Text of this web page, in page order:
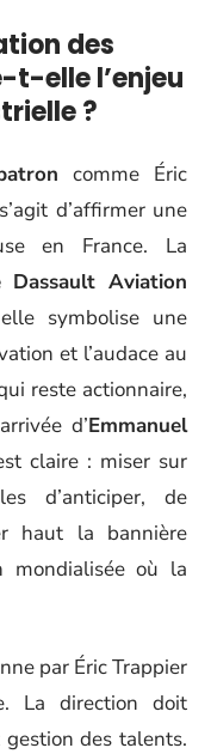
des
elle l’enjeu
?
comme Éric
d’affirmer une
en France. La
Dassault Aviation
symbolise une
et l’audace au
reste actionnaire,
d’Emmanuel
claire : miser sur
d’anticiper, de
haut la bannière
mondialisée où la
par Éric Trappier
La direction doit
des talents.